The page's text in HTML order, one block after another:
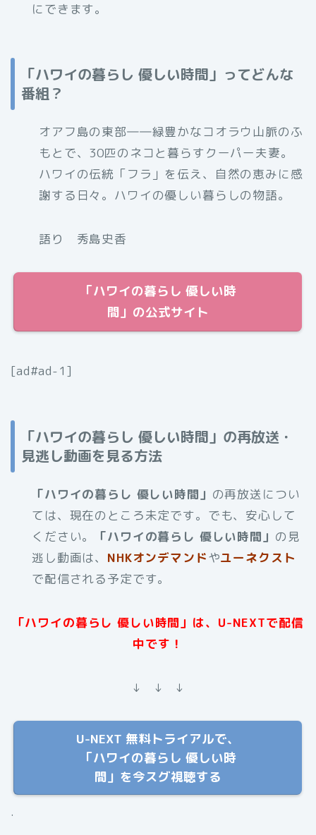
にできます。
「ハワイの暮らし 優しい時間」ってどんな
番組？
オアフ島の東部――緑豊かなコオラウ山脈のふ
もとで、30匹のネコと暮らすクーパー夫妻。
ハワイの伝統「フラ」を伝え、自然の恵みに感
謝する日々。ハワイの優しい暮らしの物語。
語り 秀島史香
「ハワイの暮らし 優しい時
間」の公式サイト
[ad#ad-1]
「ハワイの暮らし 優しい時間」の再放送・
見逃し動画を見る方法
「ハワイの暮らし 優しい時間」 の再放送につい
ては、現在のところ未定です。でも、安心して
ください。
「ハワイの暮らし 優しい時間」 の見
逃し動画は、 NHKオンデマンドやユーネクスト
で配信される予定です。
「ハワイの暮らし 優しい時間」は、U-NEXTで配信
中です！
↓ ↓ ↓
U-NEXT 無料トライアルで、
「ハワイの暮らし 優しい時
間」を今スグ視聴する
.